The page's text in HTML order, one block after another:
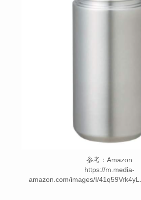
参考：Amazon
https://m.media-
amazon.com/images/I/41q59Vrk4yL.